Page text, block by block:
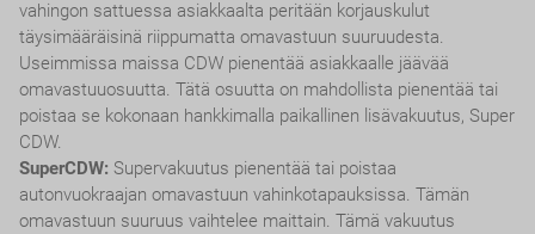
vahingon sattuessa asiakkaalta peritään korjauskulut
täysimääräisinä riippumatta omavastuun suuruudesta.
Useimmissa maissa CDW pienentää asiakkaalle jäävää
omavastuuosuutta. Tätä osuutta on mahdollista pienentää tai
poistaa se kokonaan hankkimalla paikallinen lisävakuutus, Super
CDW.
SuperCDW: Supervakuutus pienentää tai poistaa
autonvuokraajan omavastuun vahinkotapauksissa. Tämän
omavastuun suuruus vaihtelee maittain. Tämä vakuutus